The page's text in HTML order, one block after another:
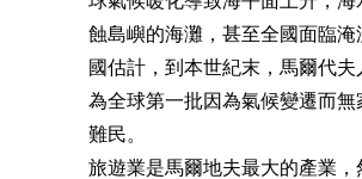
蝕島嶼的海灘，甚至全國面臨淹
國估計，到本世紀末，馬爾代夫
為全球第一批因為氣候變遷而無
難民。
旅遊業是馬爾地夫最大的產業，